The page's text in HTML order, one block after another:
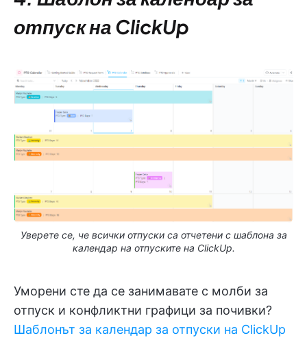
отпуск на ClickUp
Уверете се, че всички отпуски са отчетени с шаблона за
календар на отпуските на ClickUp.
Уморени сте да се занимавате с молби за
отпуск и конфликтни графици за почивки?
Шаблонът за календар за отпуски на ClickUp